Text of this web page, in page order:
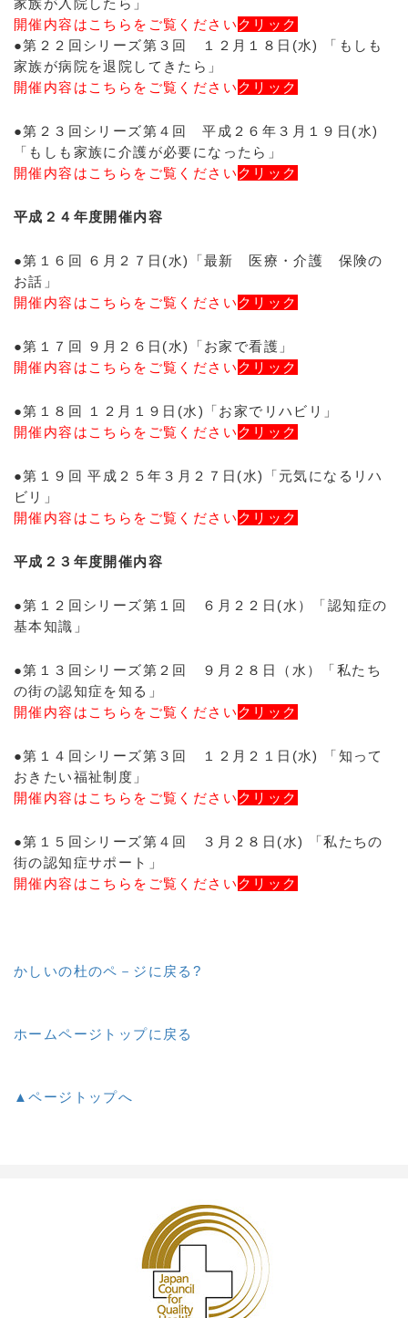
家族が入院したら」
開催内容はこちらをご覧くださいクリック
●第２２回シリーズ第３回 １２月１８日(水) 「もしも
家族が病院を退院してきたら」
開催内容はこちらをご覧くださいクリック
●第２３回シリーズ第４回 平成２６年３月１９日(水)
「もしも家族に介護が必要になったら」
開催内容はこちらをご覧くださいクリック
平成２４年度開催内容
●第１６回 ６月２７日(水)「最新 医療・介護 保険の
お話」
開催内容はこちらをご覧くださいクリック
●第１７回 ９月２６日(水)「お家で看護」
開催内容はこちらをご覧くださいクリック
●第１８回 １２月１９日(水)「お家でリハビリ」
開催内容はこちらをご覧くださいクリック
●第１９回 平成２５年３月２７日(水)「元気になるリハ
ビリ」
開催内容はこちらをご覧くださいクリック
平成２３年度開催内容
●第１２回シリーズ第１回 ６月２２日(水）「認知症の
基本知識」
●第１３回シリーズ第２回 ９月２８日（水）「私たち
の街の認知症を知る」
開催内容はこちらをご覧くださいクリック
●第１４回シリーズ第３回 １２月２１日(水) 「知って
おきたい福祉制度」
開催内容はこちらをご覧くださいクリック
●第１５回シリーズ第４回 ３月２８日(水) 「私たちの
街の認知症サポート」
開催内容はこちらをご覧くださいクリック
かしいの杜のペ－ジに戻る?
ホームページトップに戻る
▲ページトップへ